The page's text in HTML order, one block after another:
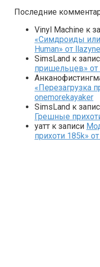
Последние
Vinyl Machine к
«Симдроиды или
Human» от
SimsLand к
пришельцев» от
«Перезагрузка
onemorekayaker
SimsLand к
Грешные
yaтт к записи
прихоти 185k»